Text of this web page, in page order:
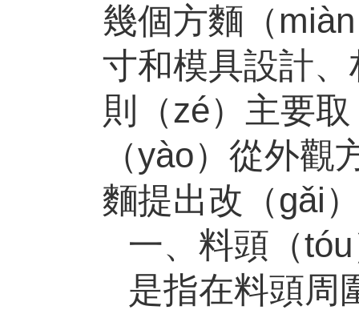
幾個方麵（
寸和模具設計
則（zé）主要
（yào）從外
麵提出改（gǎi
一、料頭（
是指在料頭周